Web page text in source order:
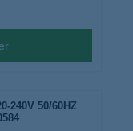
240V 50/60HZ